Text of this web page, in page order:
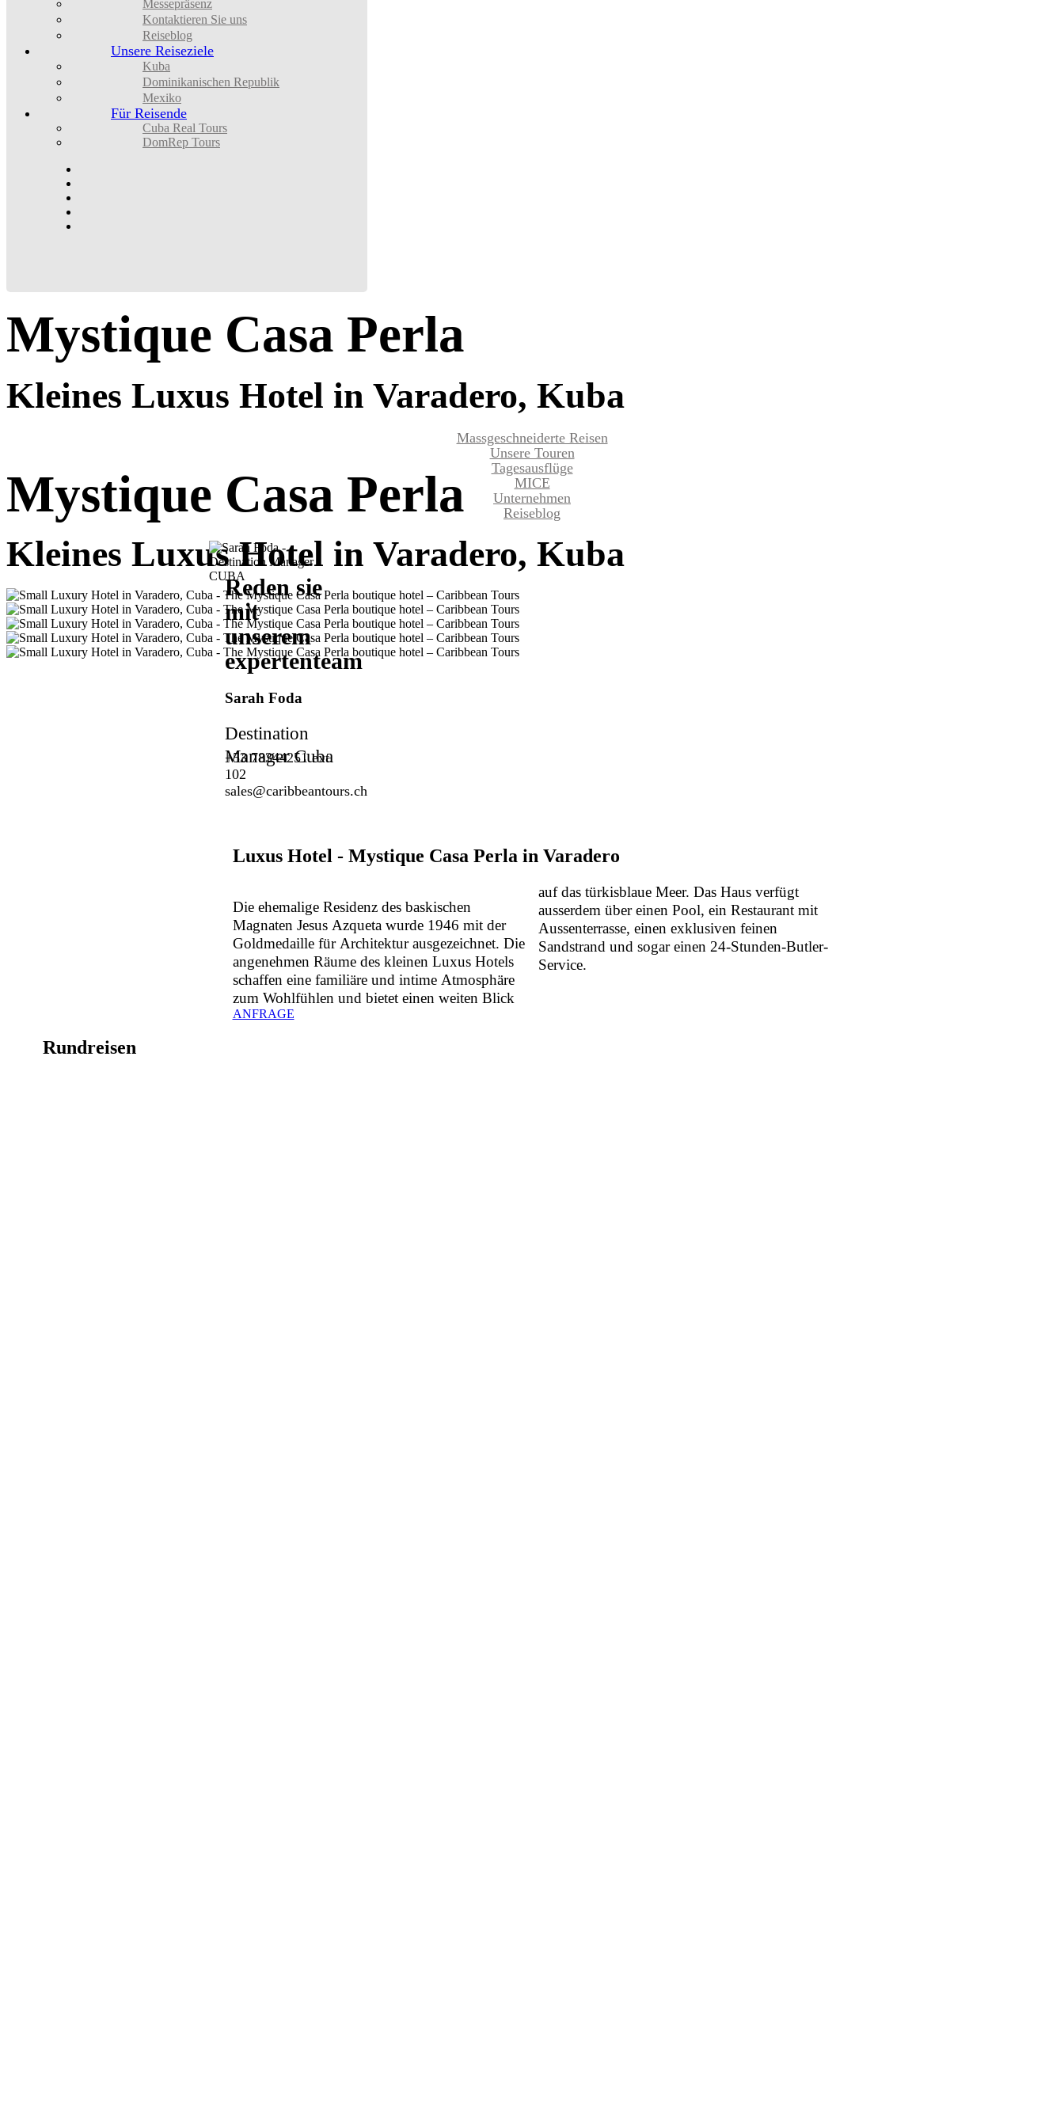
Messepräsenz
Kontaktieren Sie uns
Reiseblog
Unsere Reiseziele
Kuba
Dominikanischen Republik
Mexiko
Für Reisende
Cuba Real Tours
DomRep Tours
Mystique Casa Perla
Kleines Luxus Hotel in Varadero, Kuba
Massgeschneiderte Reisen
Unsere Touren
Tagesausflüge
MICE
Unternehmen
Reiseblog
Mystique Casa Perla
Kleines Luxus Hotel in Varadero, Kuba
Reden sie
mit
unserem
expertenteam
Sarah Foda
Destination
Manager Cuba
+53 78344251 ext.
102
sales@caribbeantours.ch
Luxus Hotel - Mystique Casa Perla in Varadero
Die ehemalige Residenz des baskischen
Magnaten Jesus Azqueta wurde 1946 mit der
Goldmedaille für Architektur ausgezeichnet. Die
angenehmen Räume des kleinen Luxus Hotels
schaffen eine familiäre und intime Atmosphäre
zum Wohlfühlen und bietet einen weiten Blick
auf das türkisblaue Meer. Das Haus verfügt
ausserdem über einen Pool, ein Restaurant mit
Aussenterrasse, einen exklusiven feinen
Sandstrand und sogar einen 24-Stunden-Butler-
Service.
ANFRAGE
Rundreisen